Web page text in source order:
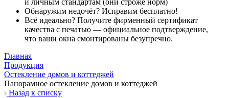
и личным стандартам (они строже норм)
Обнаружим недочёт? Исправим бесплатно!
Всё идеально? Получите фирменный сертификат
качества с печатью — официальное подтверждение,
что ваши окна смонтированы безупречно.
Главная
Продукция
Остекление домов и коттеджей
Панорамное остекление домов и коттеджей
Назад к списку